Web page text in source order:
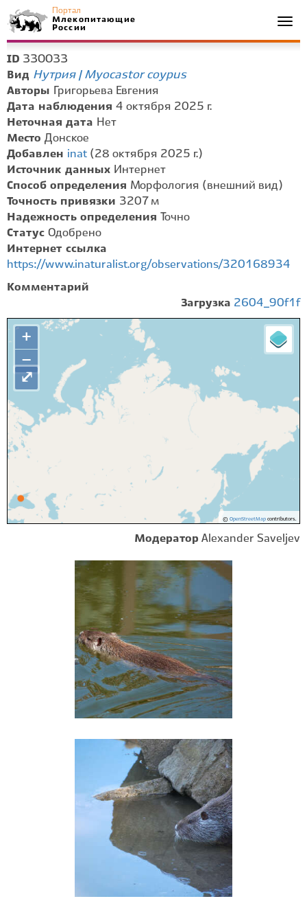
Портал
Млекопитающие
России
ID 330033
Вид Нутрия | Myocastor coypus
Авторы
Григорьева Евгения
Дата наблюдения 4 октября 2025 г.
Неточная дата Нет
Место Донское
Добавлен inat (28 октября 2025 г.)
Источник данных Интернет
Способ определения Морфология (внешний вид)
Точность привязки 3207 м
Надежность определения
Точно
Статус Одобрено
Интернет ссылка
https://www.inaturalist.org/observations/320168934
Комментарий
Загрузка 2604_90f1f
+
−
© OpenStreetMapcontributors.
⤢
Модератор Alexander Saveljev